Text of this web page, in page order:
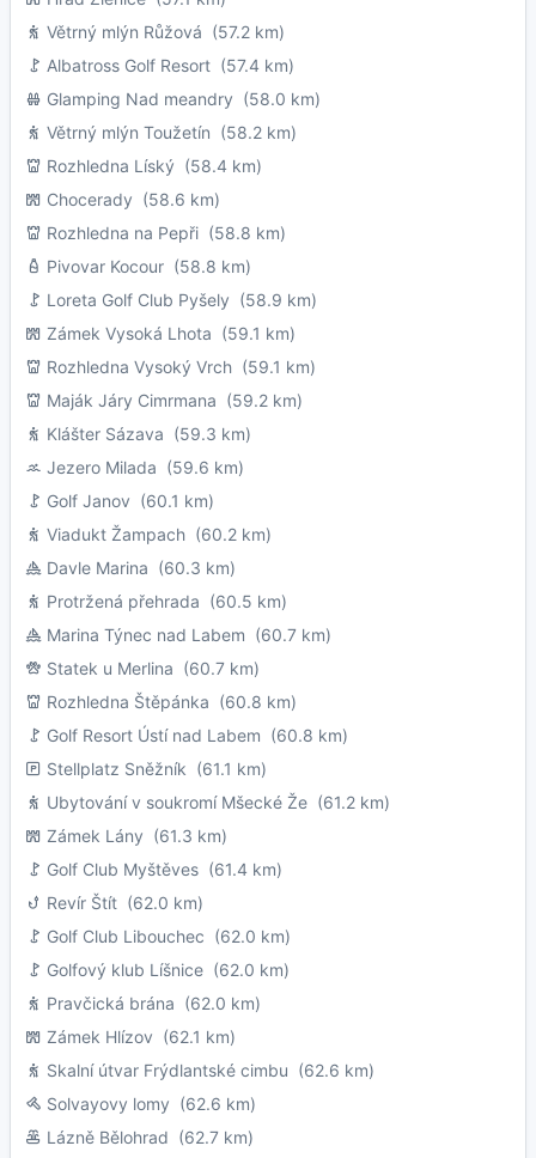
Větrný mlýn Růžová (57.2 km)
Albatross Golf Resort (57.4 km)
Glamping Nad meandry (58.0 km)
Větrný mlýn Toužetín (58.2 km)
Rozhledna Líský (58.4 km)
Chocerady (58.6 km)
Rozhledna na Pepři (58.8 km)
Pivovar Kocour (58.8 km)
Loreta Golf Club Pyšely (58.9 km)
Zámek Vysoká Lhota (59.1 km)
Rozhledna Vysoký Vrch (59.1 km)
Maják Járy Cimrmana (59.2 km)
Klášter Sázava (59.3 km)
Jezero Milada (59.6 km)
Golf Janov (60.1 km)
Viadukt Žampach (60.2 km)
Davle Marina (60.3 km)
Protržená přehrada (60.5 km)
Marina Týnec nad Labem (60.7 km)
Statek u Merlina (60.7 km)
Rozhledna Štěpánka (60.8 km)
Golf Resort Ústí nad Labem (60.8 km)
Stellplatz Sněžník (61.1 km)
Ubytování v soukromí Mšecké Že (61.2 km)
Zámek Lány (61.3 km)
Golf Club Myštěves (61.4 km)
Revír Štít (62.0 km)
Golf Club Libouchec (62.0 km)
Golfový klub Líšnice (62.0 km)
Pravčická brána (62.0 km)
Zámek Hlízov (62.1 km)
Skalní útvar Frýdlantské cimbu (62.6 km)
Solvayovy lomy (62.6 km)
Lázně Bělohrad (62.7 km)